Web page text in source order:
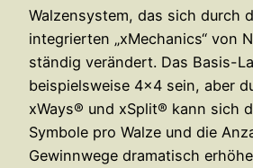
Walzensystem, das sich durch
integrierten „xMechanics“ von
ständig verändert. Das Basis-
beispielsweise 4×4 sein, aber
xWays® und xSplit® kann sich
Symbole pro Walze und die
Gewinnwege dramatisch